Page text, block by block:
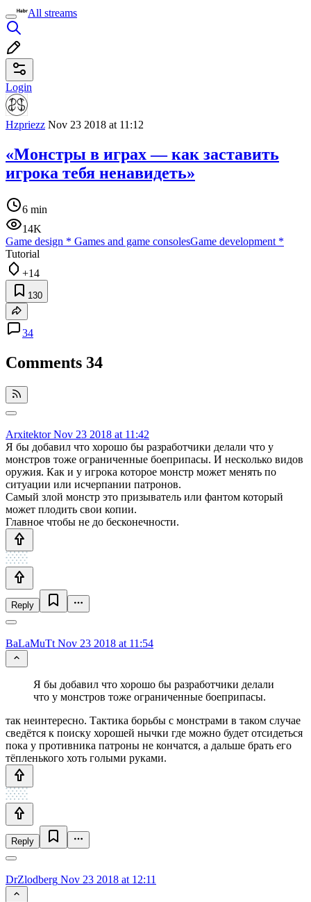
All streams
Login
Hzpriezz Nov 23 2018 at 11:12
«Монстры в играх — как заставить
игрока тебя ненавидеть»
6 min
14K
Game design * Games and game consolesGame development *
Tutorial
+14
130
34
Comments 34
ArxitektorNov 23 2018 at 11:42
Я бы добавил что хорошо бы разработчики делали что у
монстров тоже ограниченные боеприпасы. И несколько видов
оружия. Как и у игрока которое монстр может менять по
ситуации или исчерпании патронов.
Самый злой монстр это призыватель или фантом который
может плодить свои копии.
Главное чтобы не до бесконечности.
Reply
BaLaMuTt Nov 23 2018 at 11:54
Я бы добавил что хорошо бы разработчики делали
что у монстров тоже ограниченные боеприпасы.
так неинтересно. Тактика борьбы с монстрами в таком случае
сведётся к поиску хорошей нычки где можно будет отсидеться
пока у противника патроны не кончатся, а дальше брать его
тёпленького хоть голыми руками.
Reply
DrZlodberg Nov 23 2018 at 12:11